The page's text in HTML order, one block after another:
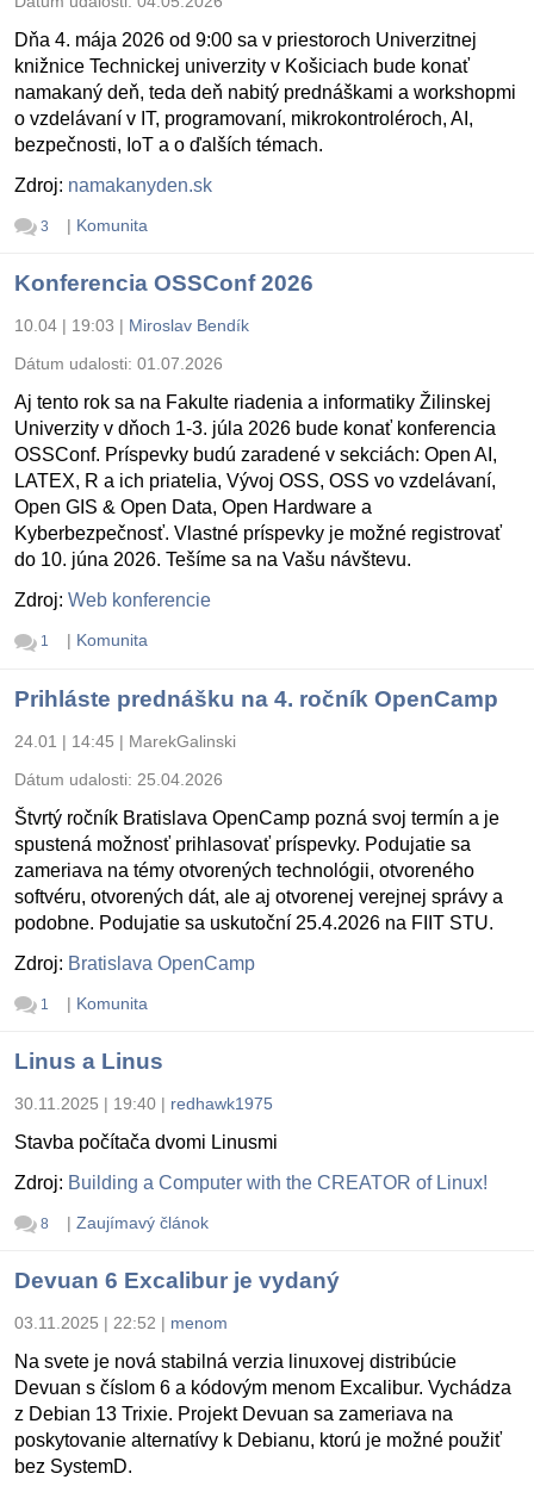
Dňa 4. mája 2026 od 9:00 sa v priestoroch Univerzitnej
knižnice Technickej univerzity v Košiciach bude konať
namakaný deň, teda deň nabitý prednáškami a workshopmi
o vzdelávaní v IT, programovaní, mikrokontroléroch, AI,
bezpečnosti, IoT a o ďalších témach.
Zdroj: namakanyden.sk
3 | Komunita
Konferencia OSSConf 2026
10.04 | 19:03 | Miroslav Bendík
Dátum udalosti: 01.07.2026
Aj tento rok sa na Fakulte riadenia a informatiky Žilinskej
Univerzity v dňoch 1-3. júla 2026 bude konať konferencia
OSSConf. Príspevky budú zaradené v sekciách: Open AI,
LATEX, R a ich priatelia, Vývoj OSS, OSS vo vzdelávaní,
Open GIS & Open Data, Open Hardware a
Kyberbezpečnosť. Vlastné príspevky je možné registrovať
do 10. júna 2026. Tešíme sa na Vašu návštevu.
Zdroj: Web konferencie
1 | Komunita
Prihláste prednášku na 4. ročník OpenCamp
24.01 | 14:45 | MarekGalinski
Dátum udalosti: 25.04.2026
Štvrtý ročník Bratislava OpenCamp pozná svoj termín a je
spustená možnosť prihlasovať príspevky. Podujatie sa
zameriava na témy otvorených technológii, otvoreného
softvéru, otvorených dát, ale aj otvorenej verejnej správy a
podobne. Podujatie sa uskutoční 25.4.2026 na FIIT STU.
Zdroj: Bratislava OpenCamp
1 | Komunita
Linus a Linus
30.11.2025 | 19:40 | redhawk1975
Stavba počítača dvomi Linusmi
Zdroj: Building a Computer with the CREATOR of Linux!
8 | Zaujímavý článok
Devuan 6 Excalibur je vydaný
03.11.2025 | 22:52 | menom
Na svete je nová stabilná verzia linuxovej distribúcie
Devuan s číslom 6 a kódovým menom Excalibur. Vychádza
z Debian 13 Trixie. Projekt Devuan sa zameriava na
poskytovanie alternatívy k Debianu, ktorú je možné použiť
bez SystemD.